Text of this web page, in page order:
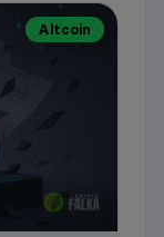
Altcoin